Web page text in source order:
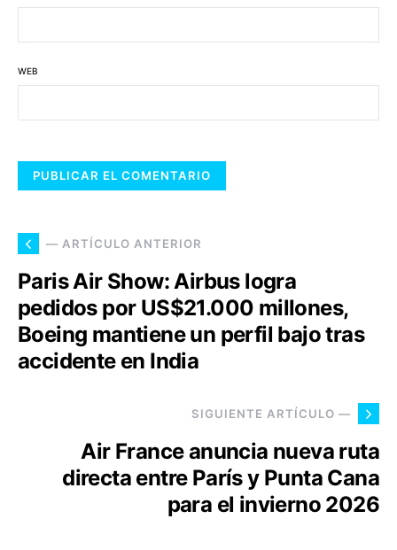
WEB
— ARTÍCULO ANTERIOR
Paris Air Show: Airbus logra
pedidos por US$21.000 millones,
Boeing mantiene un perfil bajo tras
accidente en India
SIGUIENTE ARTÍCULO —
Air France anuncia nueva ruta
directa entre París y Punta Cana
para el invierno 2026